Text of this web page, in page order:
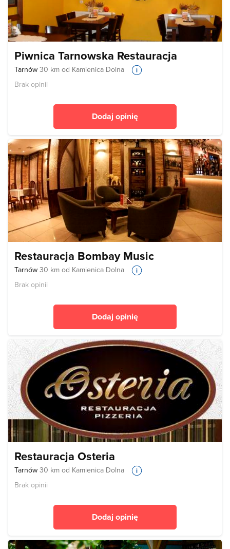
Piwnica Tarnowska Restauracja
Tarnów 30 km od Kamienica Dolna
Brak opinii
Dodaj opinię
Restauracja Bombay Music
Tarnów 30 km od Kamienica Dolna
Brak opinii
Dodaj opinię
Restauracja Osteria
Tarnów 30 km od Kamienica Dolna
Brak opinii
Dodaj opinię